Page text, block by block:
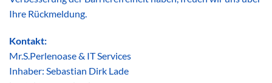
Ihre Rückmeldung.
Kontakt:
Mr.S.Perlenoase & IT Services
Inhaber: Sebastian Dirk Lade